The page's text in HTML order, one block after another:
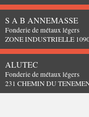
S A B ANNEMASSE
Fonderie de métaux légers
ZONE INDUSTRIELLE
ALUTEC
Fonderie de métaux légers
231 CHEMIN DU